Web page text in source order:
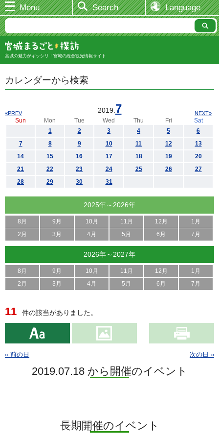
Menu Search Language
宮城の魅力がギッシリ！宮城の総合観光情報サイト
カレンダーから検索
2019. 7
«PREV NEXT»
Sun Mon Tue Wed Thu Fri
Sat
1
2 3 4 5
6
7
8 9 10 11 12
13
14
15 16 17 18 19
20
21
22 23 24 25 26
27
28
29 30 31
2025年～2026年
8月 9月 10月 11月 12月
1月
2月
3月 4月 5月 6月 7月
2026年～2027年
8月 9月 10月 11月 12月
1月
2月
3月 4月 5月 6月 7月
11 件の該当がありました。
« 前の日 次の日 »
2019.07.18 から開催のイベント
長期開催のイベント